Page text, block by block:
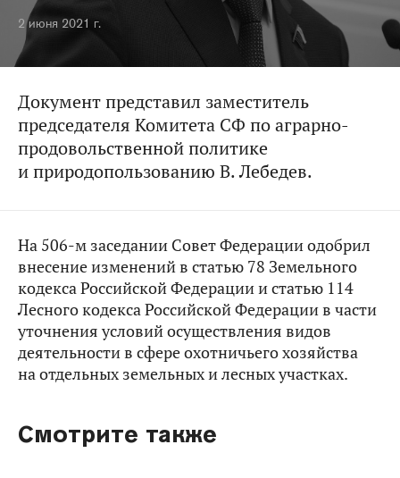
2 июня 2021 г.
Документ представил заместитель
председателя Комитета СФ по аграрно-
продовольственной политике
и природопользованию В. Лебедев.
На 506-м заседании Совет Федерации одобрил
внесение изменений в статью 78 Земельного
кодекса Российской Федерации и статью 114
Лесного кодекса Российской Федерации в части
уточнения условий осуществления видов
деятельности в сфере охотничьего хозяйства
на отдельных земельных и лесных участках.
Смотрите также